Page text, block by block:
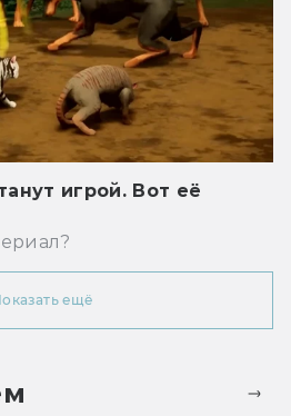
игрой. Вот её
ещё